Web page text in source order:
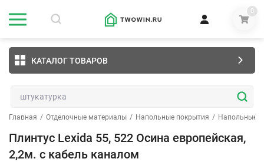
0
КАТАЛОГ ТОВАРОВ
Главная / Отделочные материалы / Напольные покрытия / Напольные
Плинтус Lexida 55, 522 Осина европейская,
2,2м. с кабель каналом